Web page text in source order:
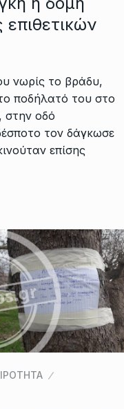
νωρίς το βράδυ,
ποδήλατό του στο
στην οδό
τον δάγκωσε
επίσης